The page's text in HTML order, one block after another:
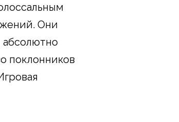
Они
поклонников